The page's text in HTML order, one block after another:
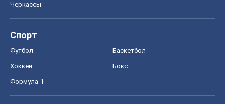
Черкассы
Спорт
Футбол Баскетбол
Хоккей Бокс
Формула-1